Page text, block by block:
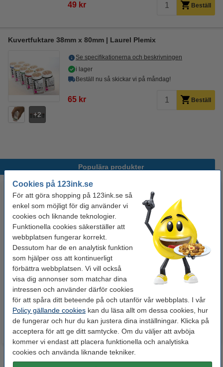
Cookies på 123ink.se
För att göra shopping på 123ink.se så
enkel som möjligt för dig använder vi
cookies och liknande teknologier.
Funktionella cookies säkerställer att
webbplatsen fungerar korrekt.
Dessutom har de en analytisk funktion
som hjälper oss att kontinuerligt
förbättra webbplatsen. Vi vill också
visa dig annonser som matchar dina
intressen och använder därför cookies
för att spåra ditt beteende på och utanför vår webbplats. I vår
Policy gällande cookies kan du läsa allt om dessa cookies, hur
de fungerar och hur du kan justera dina inställningar. Klicka på
acceptera för att ge ditt samtycke. Om du väljer att avböja
kommer vi endast att placera funktionella och analytiska
cookies och använda liknande tekniker.
49 kr Beställ
Kuvertfuktare 38mm x 80mm | Laurel Plemix
2
Se specifikationerna och beskrivningen
i lager
Beställ nu så skickar vi på måndag!
65 kr Beställ
Populära produkter
Whiteboardpenna 2.5mm |
123ink | sorterade färger | 4st
60 kr Inkl. 25% Moms
Märkpenna permanent 2.5mm |
123ink | 4st
50 kr Inkl. 25% Moms